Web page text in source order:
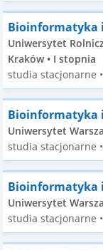
Bioinformatyka
Uniwersytet
Kraków • I stopnia
studia stacjonarne
Bioinformatyka
Uniwersytet
studia stacjonarne
Bioinformatyka
Uniwersytet
studia stacjonarne